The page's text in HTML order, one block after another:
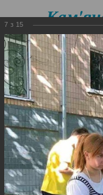
ОСВІТНЬО
ПРОГРАМИ/
Хай небо буде мирним, а
а
а Україна
7 з 15